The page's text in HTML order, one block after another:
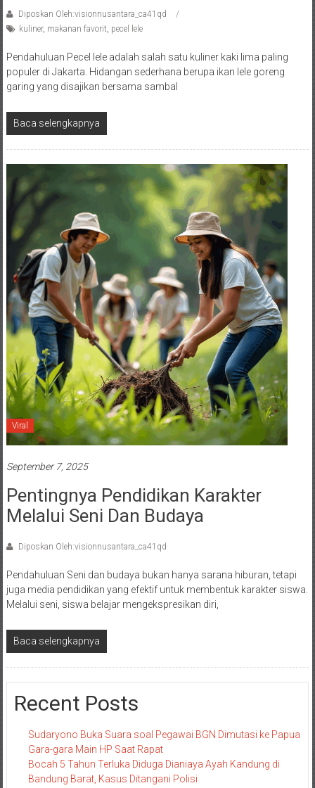
Diposkan Oleh:visionnusantara_ca41qd
kuliner, makanan favorit pecel lele
Pendahuluan Pecel lele adalah salah satu kuliner kaki lima paling
populer di Jakarta. Hidangan sederhana berupa ikan lele goreng
garing yang disajikan bersama sambal
Baca selengkapnya
Viral
September 7, 2025
Pentingnya Pendidikan Karakter
Melalui Seni Dan Budaya
Diposkan Oleh:visionnusantara_ca41qd
Pendahuluan Seni dan budaya bukan hanya sarana hiburan, tetapi
juga media pendidikan yang efektif untuk membentuk karakter siswa.
Melalui seni, siswa belajar mengekspresikan diri,
Baca selengkapnya
Recent Posts
Sudaryono Buka Suara soal Pegawai BGN Dimutasi ke Papua
Gara-gara Main HP Saat Rapat
Bocah 5 Tahun Terluka Diduga Dianiaya Ayah Kandung di
Bandung Barat, Kasus Ditangani Polisi